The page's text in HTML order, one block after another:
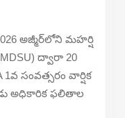
అజ్మీర్‌లోని మహర్షి
ద్వారా 20
సంవత్సరం వార్షిక
అధికారిక ఫలితాల